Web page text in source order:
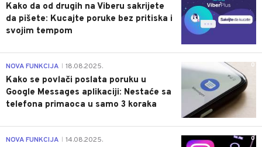
Kako da od drugih na Viberu sakrijete
da pišete: Kucajte poruke bez pritiska i
svojim tempom
0
NOVA FUNKCIJA 18.08.2025.
Kako se povlači poslata poruku u
Google Messages aplikaciji: Nestaće sa
telefona primaoca u samo 3 koraka
0
NOVA FUNKCIJA 14.08.2025.